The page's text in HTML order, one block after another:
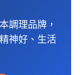
調理品牌，
神好、生活